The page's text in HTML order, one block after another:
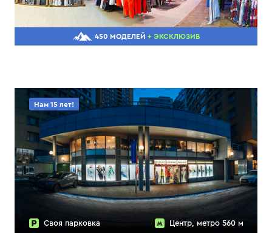
450 МОДЕЛЕЙ + ЭКСКЛЮЗИВ
Нам 15 лет!
Своя парковка Центр, метро 560 м